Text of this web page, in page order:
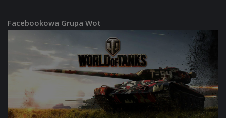
Facebookowa Grupa Wot